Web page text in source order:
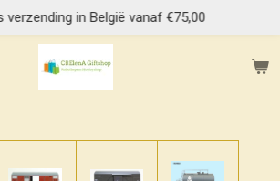
verzending in België vanaf €75,00